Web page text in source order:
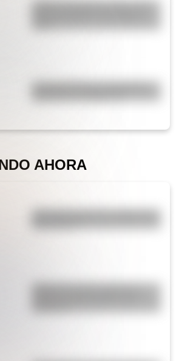
¿Cómo era Buenos Aires en la
fotos
La historia de los inmigrantes
AHORA
¿Por qué cortar una cebolla nos
¿Qué es la Luna, cuál es su